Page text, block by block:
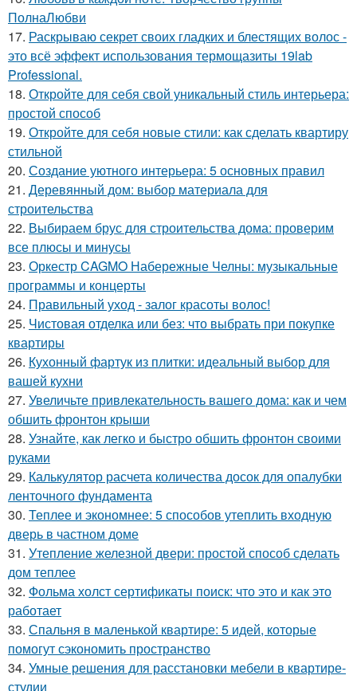
ПолнаЛюбви
17. Раскрываю секрет своих гладких и блестящих волос -
это всё эффект использования термощазиты 19lab
Professional.
18. Откройте для себя свой уникальный стиль интерьера:
простой способ
19. Откройте для себя новые стили: как сделать квартиру
стильной
20. Создание уютного интерьера: 5 основных правил
21. Деревянный дом: выбор материала для
строительства
22. Выбираем брус для строительства дома: проверим
все плюсы и минусы
23. Оркестр CAGMO Набережные Челны: музыкальные
программы и концерты
24. Правильный уход - залог красоты волос!
25. Чистовая отделка или без: что выбрать при покупке
квартиры
26. Кухонный фартук из плитки: идеальный выбор для
вашей кухни
27. Увеличьте привлекательность вашего дома: как и чем
обшить фронтон крыши
28. Узнайте, как легко и быстро обшить фронтон своими
руками
29. Калькулятор расчета количества досок для опалубки
ленточного фундамента
30. Теплее и экономнее: 5 способов утеплить входную
дверь в частном доме
31. Утепление железной двери: простой способ сделать
дом теплее
32. Фольма холст сертификаты поиск: что это и как это
работает
33. Спальня в маленькой квартире: 5 идей, которые
помогут сэкономить пространство
34. Умные решения для расстановки мебели в квартире-
студии